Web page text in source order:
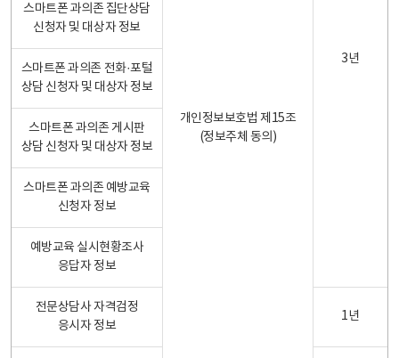
개인정보보호법 제15조
(정보주체 동의)
3년
스마트폰 과의존 집단상담
신청자 및 대상자 정보
스마트폰 과의존 전화·포털
상담 신청자 및 대상자 정보
스마트폰 과의존 게시판
상담 신청자 및 대상자 정보
스마트폰 과의존 예방교육
신청자 정보
예방교육 실시현황조사
응답자 정보
전문상담사 자격검정
응시자 정보
1년